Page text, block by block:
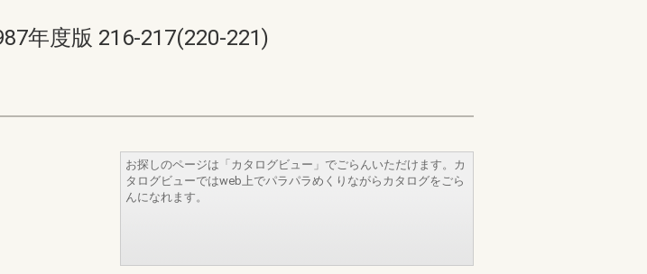
年度版 216-217(220-221)
お探しのページは「カタログビュー」でごらんいただけます。カ
タログビューではweb上でパラパラめくりながらカタログをごら
んになれます。